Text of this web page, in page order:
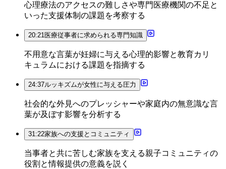
心理療法のアクセスの難しさや専門医療機関の不足と
いった支援体制の課題を考察する
20:21医療従事者に求められる専門知識
不用意な言葉が妊婦に与える心理的影響と教育カリ
キュラムにおける課題を指摘する
24:37ルッキズムが女性に与える圧力
社会的な外見へのプレッシャーや家庭内の無意識な言
葉が及ぼす影響を分析する
31:22家族への支援とコミュニティ
当事者と共に苦しむ家族を支える親子コミュニティの
役割と情報提供の意義を説く